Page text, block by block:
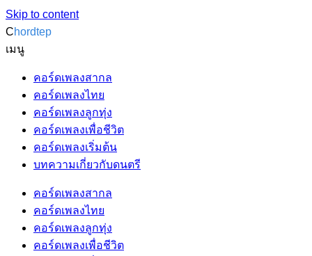
Skip to content
Chordtep
เมนู
คอร์ดเพลงสากล
คอร์ดเพลงไทย
คอร์ดเพลงลูกทุ่ง
คอร์ดเพลงเพื่อชีวิต
คอร์ดเพลงเริ่มต้น
บทความเกี่ยวกับดนตรี
คอร์ดเพลงสากล
คอร์ดเพลงไทย
คอร์ดเพลงลูกทุ่ง
คอร์ดเพลงเพื่อชีวิต